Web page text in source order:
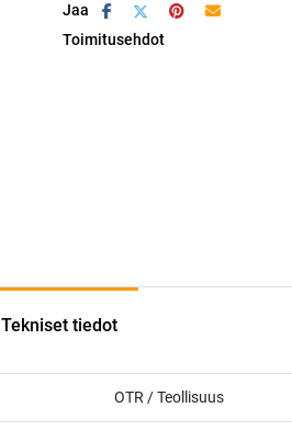
Jaa
Toimitusehdot
Tekniset tiedot
OTR / Teollisuus